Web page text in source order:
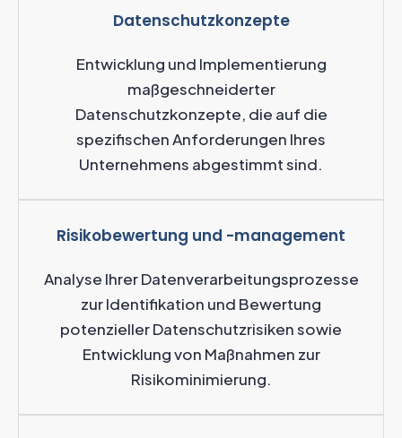
Datenschutzkonzepte
Entwicklung und Implementierung
maßgeschneiderter
Datenschutzkonzepte, die auf die
spezifischen Anforderungen Ihres
Unternehmens abgestimmt sind.
Risikobewertung und -management
Analyse Ihrer Datenverarbeitungsprozesse
zur Identifikation und Bewertung
potenzieller Datenschutzrisiken sowie
Entwicklung von Maßnahmen zur
Risikominimierung.